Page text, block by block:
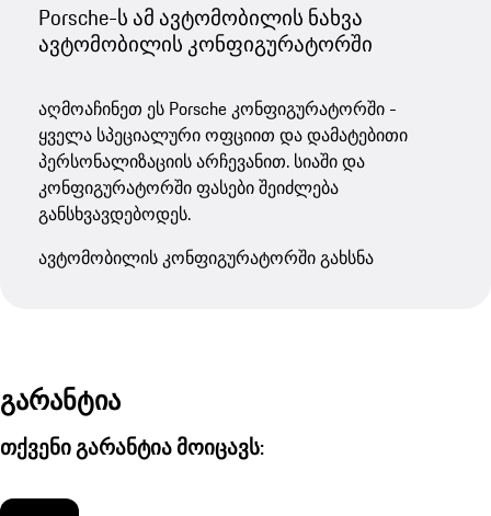
Porsche-ს ამ ავტომობილის ნახვა
ავტომობილის კონფიგურატორში
აღმოაჩინეთ ეს Porsche კონფიგურატორში -
ყველა სპეციალური ოფციით და დამატებითი
პერსონალიზაციის არჩევანით. სიაში და
კონფიგურატორში ფასები შეიძლება
განსხვავდებოდეს.
ავტომობილის კონფიგურატორში გახსნა
გარანტია
თქვენი გარანტია მოიცავს: